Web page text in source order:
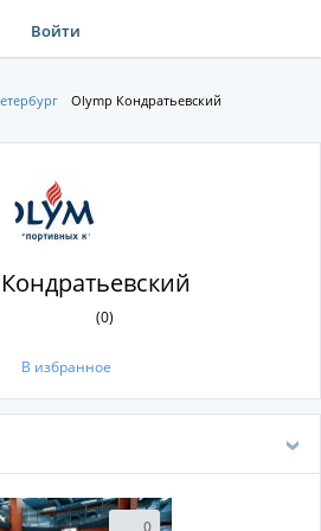
Войти
Olymp Кондратьевский
(0)
В избранное
0